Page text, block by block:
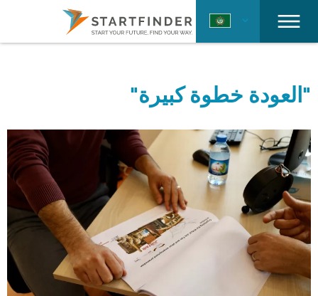
"العودة خطوة كبيرة"